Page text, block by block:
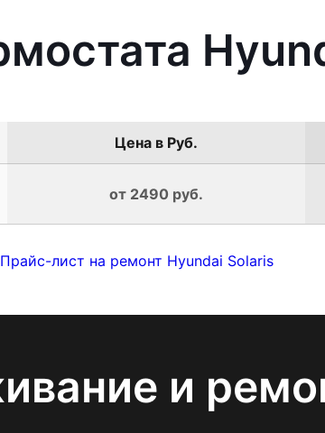
Цена в Руб.
от 2490 руб.
Прайс-лист на ремонт Hyundai Solaris
и